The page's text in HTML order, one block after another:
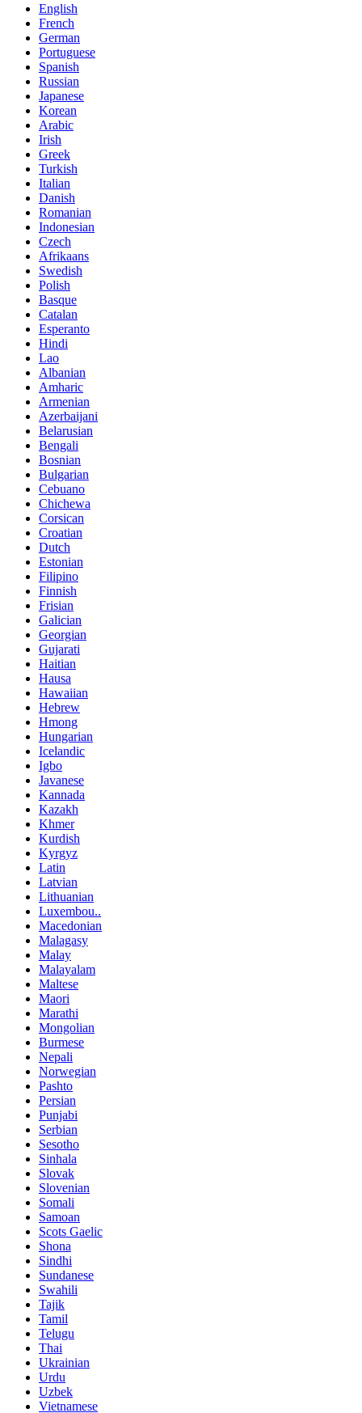
English
French
German
Portuguese
Spanish
Russian
Japanese
Korean
Arabic
Irish
Greek
Turkish
Italian
Danish
Romanian
Indonesian
Czech
Afrikaans
Swedish
Polish
Basque
Catalan
Esperanto
Hindi
Lao
Albanian
Amharic
Armenian
Azerbaijani
Belarusian
Bengali
Bosnian
Bulgarian
Cebuano
Chichewa
Corsican
Croatian
Dutch
Estonian
Filipino
Finnish
Frisian
Galician
Georgian
Gujarati
Haitian
Hausa
Hawaiian
Hebrew
Hmong
Hungarian
Icelandic
Igbo
Javanese
Kannada
Kazakh
Khmer
Kurdish
Kyrgyz
Latin
Latvian
Lithuanian
Luxembou..
Macedonian
Malagasy
Malay
Malayalam
Maltese
Maori
Marathi
Mongolian
Burmese
Nepali
Norwegian
Pashto
Persian
Punjabi
Serbian
Sesotho
Sinhala
Slovak
Slovenian
Somali
Samoan
Scots Gaelic
Shona
Sindhi
Sundanese
Swahili
Tajik
Tamil
Telugu
Thai
Ukrainian
Urdu
Uzbek
Vietnamese